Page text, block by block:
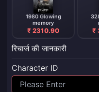
1980 Glowing
memory
₹ 2310.90 ₹
रिचार्ज की जानकारी
Character ID